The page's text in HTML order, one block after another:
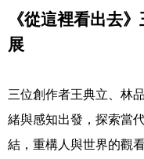
《從這裡看出去
展
三位創作者王典立、林
緒與感知出發，探索當
結，重構人與世界的觀看